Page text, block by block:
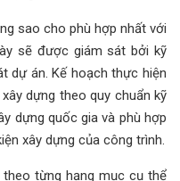
sao cho phù hợp nhất với
sẽ được giám sát bởi kỹ
dự án. Kế hoạch thực hiện
dựng theo quy chuẩn kỹ
dựng quốc gia và phù hợp
xây dựng của công trình.
từng hạng mục cụ thể